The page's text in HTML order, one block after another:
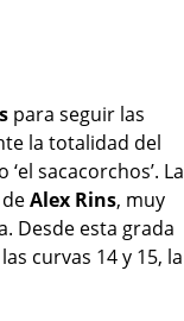
para seguir las
la totalidad del
sacacorchos’. La
Alex Rins, muy
Desde esta grada
curvas 14 y 15, la